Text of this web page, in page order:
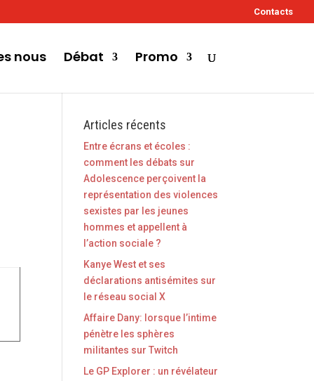
Contacts
nous Débat Promo
Articles récents
Entre écrans et écoles :
comment les débats sur
Adolescence perçoivent la
représentation des violences
sexistes par les jeunes
hommes et appellent à
l’action sociale ?
Kanye West et ses
déclarations antisémites sur
le réseau social X
Affaire Dany: lorsque l’intime
pénètre les sphères
militantes sur Twitch
Le GP Explorer : un révélateur